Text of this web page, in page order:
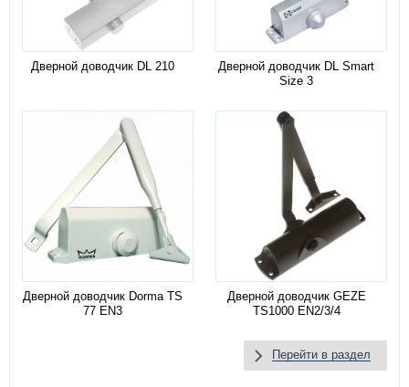
Дверной доводчик DL 210
Дверной доводчик DL Smart
Size 3
Дверной доводчик Dorma TS
77 EN3
Дверной доводчик GEZE
TS1000 EN2/3/4
Перейти в раздел